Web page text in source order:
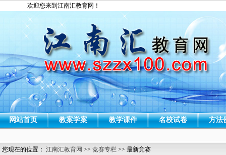
欢迎您来到江南汇教育网！
网站首页 教案学案 教学课件 名校试卷 方法
您现在的位置： 江南汇教育网 >> 竞赛专栏 >> 最新竞赛